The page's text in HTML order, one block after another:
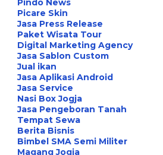
Pindo News
Picare Skin
Jasa Press Release
Paket Wisata Tour
Digital Marketing Agency
Jasa Sablon Custom
Jual ikan
Jasa Aplikasi Android
Jasa Service
Nasi Box Jogja
Jasa Pengeboran Tanah
Tempat Sewa
Berita Bisnis
Bimbel SMA Semi Militer
Magang Jogja